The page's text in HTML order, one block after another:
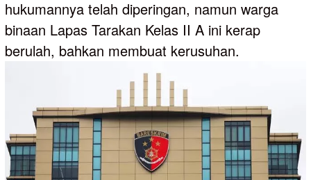
hukumannya telah diperingan, namun warga
binaan Lapas Tarakan Kelas II A ini kerap
berulah, bahkan membuat kerusuhan.